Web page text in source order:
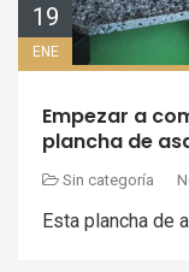
19
ENE
Empezar a
plancha de
Sin categoría
Esta plancha de